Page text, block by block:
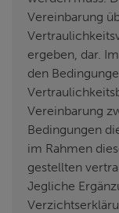
Vereinbarung
ergeben, dar.
den
Vereinbarung
Bedingungen
im Rahmen
gestellten
Jegliche